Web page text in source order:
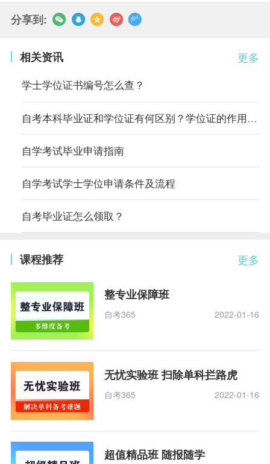
分享到:
更多
相关资讯
学士学位证书编号怎么查？
自考本科毕业证和学位证有何区别？学位证的作用有哪些？
自学考试毕业申请指南
自学考试学士学位申请条件及流程
自考毕业证怎么领取？
更多
课程推荐
整专业保障班
自考365 2022-01-16
无忧实验班 扫除单科拦路虎
自考365 2022-01-16
超值精品班 随报随学